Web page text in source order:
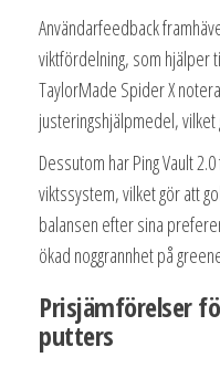
Användarfeedback
viktfördelning, som hjälper
TaylorMade Spider X
justeringshjälpmedel,
Dessutom har Ping Vault
viktssystem, vilket gör att
balansen efter sina
ökad noggrannhet på
Prisjämförelser
putters